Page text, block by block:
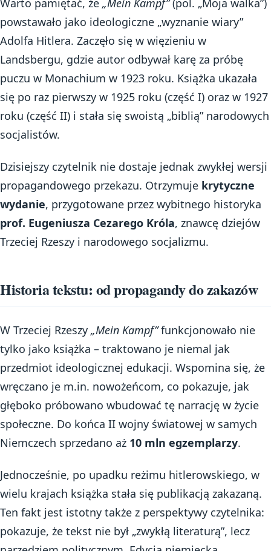
Warto pamiętać, że „Mein Kampf”(pol. „Moja walka”)
powstawało jako ideologiczne „wyznanie wiary”
Adolfa Hitlera. Zaczęło się w więzieniu w
Landsbergu, gdzie autor odbywał karę za próbę
puczu w Monachium w 1923 roku. Książka ukazała
się po raz pierwszy w 1925 roku (część I) oraz w 1927
roku (część II) i stała się swoistą „biblią” narodowych
socjalistów.
Dzisiejszy czytelnik nie dostaje jednak zwykłej wersji
propagandowego przekazu. Otrzymuje krytyczne
wydanie, przygotowane przez wybitnego historyka
prof. Eugeniusza Cezarego Króla, znawcę dziejów
Trzeciej Rzeszy i narodowego socjalizmu.
Historia tekstu: od propagandy do zakazów
W Trzeciej Rzeszy „Mein Kampf”funkcjonowało nie
tylko jako książka – traktowano je niemal jak
przedmiot ideologicznej edukacji. Wspomina się, że
wręczano je m.in. nowożeńcom, co pokazuje, jak
głęboko próbowano wbudować tę narrację w życie
społeczne. Do końca II wojny światowej w samych
Niemczech sprzedano aż 10 mln egzemplarzy.
Jednocześnie, po upadku reżimu hitlerowskiego, w
wielu krajach książka stała się publikacją zakazaną.
Ten fakt jest istotny także z perspektywy czytelnika:
pokazuje, że tekst nie był „zwykłą literaturą”, lecz